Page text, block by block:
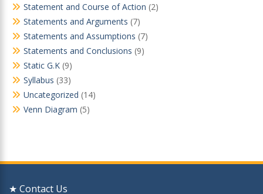
Statement and Course of Action (2)
Statements and Arguments (7)
Statements and Assumptions (7)
Statements and Conclusions (9)
Static G.K (9)
Syllabus (33)
Uncategorized (14)
Venn Diagram (5)
★ Contact Us